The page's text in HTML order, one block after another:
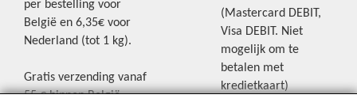
per bestelling voor
België en 6,35€ voor
Nederland (tot 1 kg).
Gratis verzending vanaf
55 € binnen België.
(Mastercard DEBIT,
Visa DEBIT. Niet
mogelijk om te
betalen met
kredietkaart)